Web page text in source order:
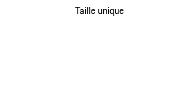
Taille unique